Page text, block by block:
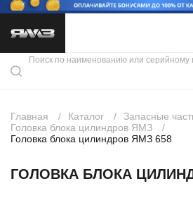
Каталог продукции
Скидки
Контакты
Главная Каталог
Запасные
Головка блока цилиндров ЯМЗ
Головка блока цилиндров ЯМЗ 658
ГОЛОВКА БЛОКА